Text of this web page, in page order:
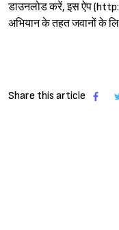
डाउनलोड करें, इस ऐप
अभियान के तहत जवानों के
Share this article